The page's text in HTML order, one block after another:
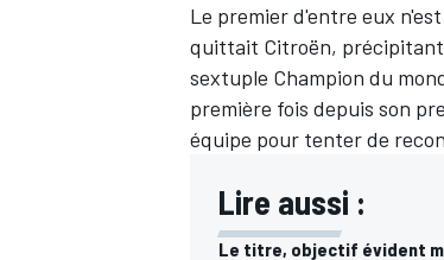
WEC
Le premier d'entre eux
quittait Citroën, précipitant
sextuple Champion du
première fois depuis son
équipe pour tenter de
Lire aussi :
Le titre, objectif évident